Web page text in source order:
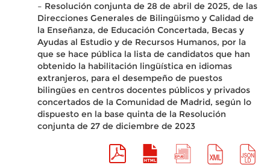
– Resolución conjunta de 28 de abril de 2025, de las
Direcciones Generales de Bilingüismo y Calidad de
la Enseñanza, de Educación Concertada, Becas y
Ayudas al Estudio y de Recursos Humanos, por la
que se hace pública la lista de candidatos que han
obtenido la habilitación lingüística en idiomas
extranjeros, para el desempeño de puestos
bilingües en centros docentes públicos y privados
concertados de la Comunidad de Madrid, según lo
dispuesto en la base quinta de la Resolución
conjunta de 27 de diciembre de 2023